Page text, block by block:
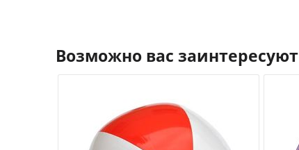
Возможно вас заинтересуют